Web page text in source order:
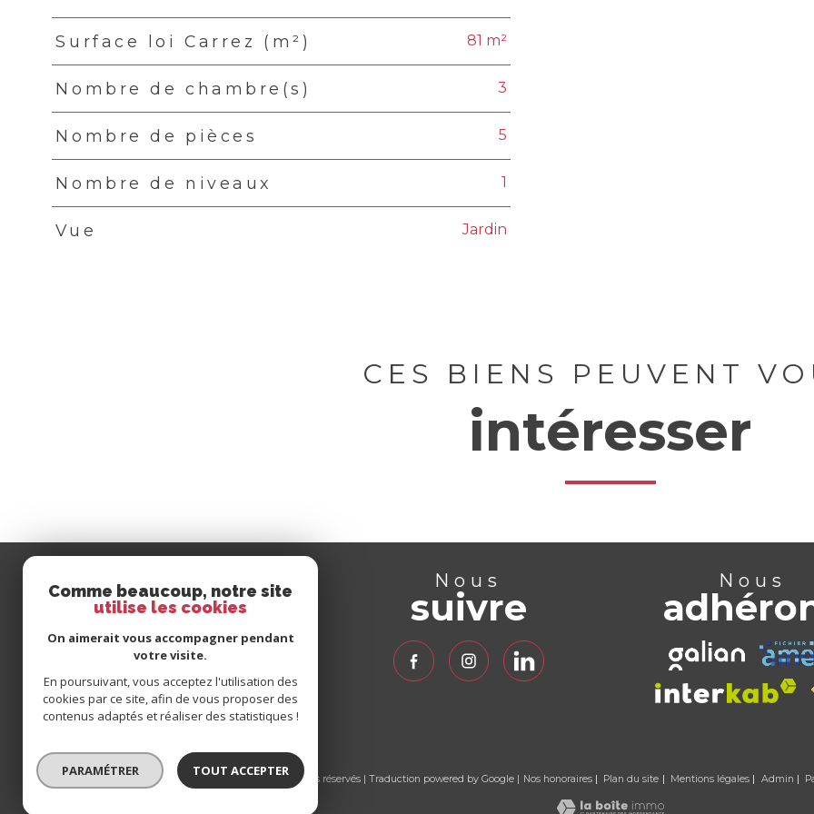
Surface loi Carrez (m²) 81 m²
Nombre de chambre(s) 3
Nombre de pièces 5
Nombre de niveaux 1
Vue Jardin
CES BIENS PEUVENT
intéresser
connecter
espace propriétaire
espace client syndic
espace client gestion
Nous
suivre
Nous
© 2026 | Tous droits réservés | Traduction powered by Google | Nos honoraires Plan du site Mentions légales Admin
Comme beaucoup, notre site
utilise les cookies
On aimerait vous accompagner pendant
votre visite.
En poursuivant, vous acceptez l'utilisation des
cookies par ce site, afin de vous proposer des
contenus adaptés et réaliser des statistiques !
PARAMÉTRER TOUT ACCEPTER